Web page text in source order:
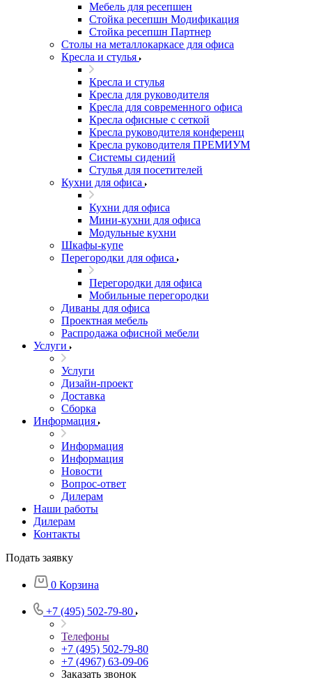
Мебель для ресепшен
Стойка ресепшн Модификация
Стойка ресепшн Партнер
Столы на металлокаркасе для офиса
Кресла и стулья
Кресла и стулья
Кресла для руководителя
Кресла для современного офиса
Кресла офисные с сеткой
Кресла руководителя конференц
Кресла руководителя ПРЕМИУМ
Системы сидений
Стулья для посетителей
Кухни для офиса
Кухни для офиса
Мини-кухни для офиса
Модульные кухни
Шкафы-купе
Перегородки для офиса
Перегородки для офиса
Мобильные перегородки
Диваны для офиса
Проектная мебель
Распродажа офисной мебели
Услуги
Услуги
Дизайн-проект
Доставка
Сборка
Информация
Информация
Информация
Новости
Вопрос-ответ
Дилерам
Наши работы
Дилерам
Контакты
Подать заявку
0 Корзина
+7 (495) 502-79-80
Телефоны
+7 (495) 502-79-80
+7 (4967) 63-09-06
Заказать звонок